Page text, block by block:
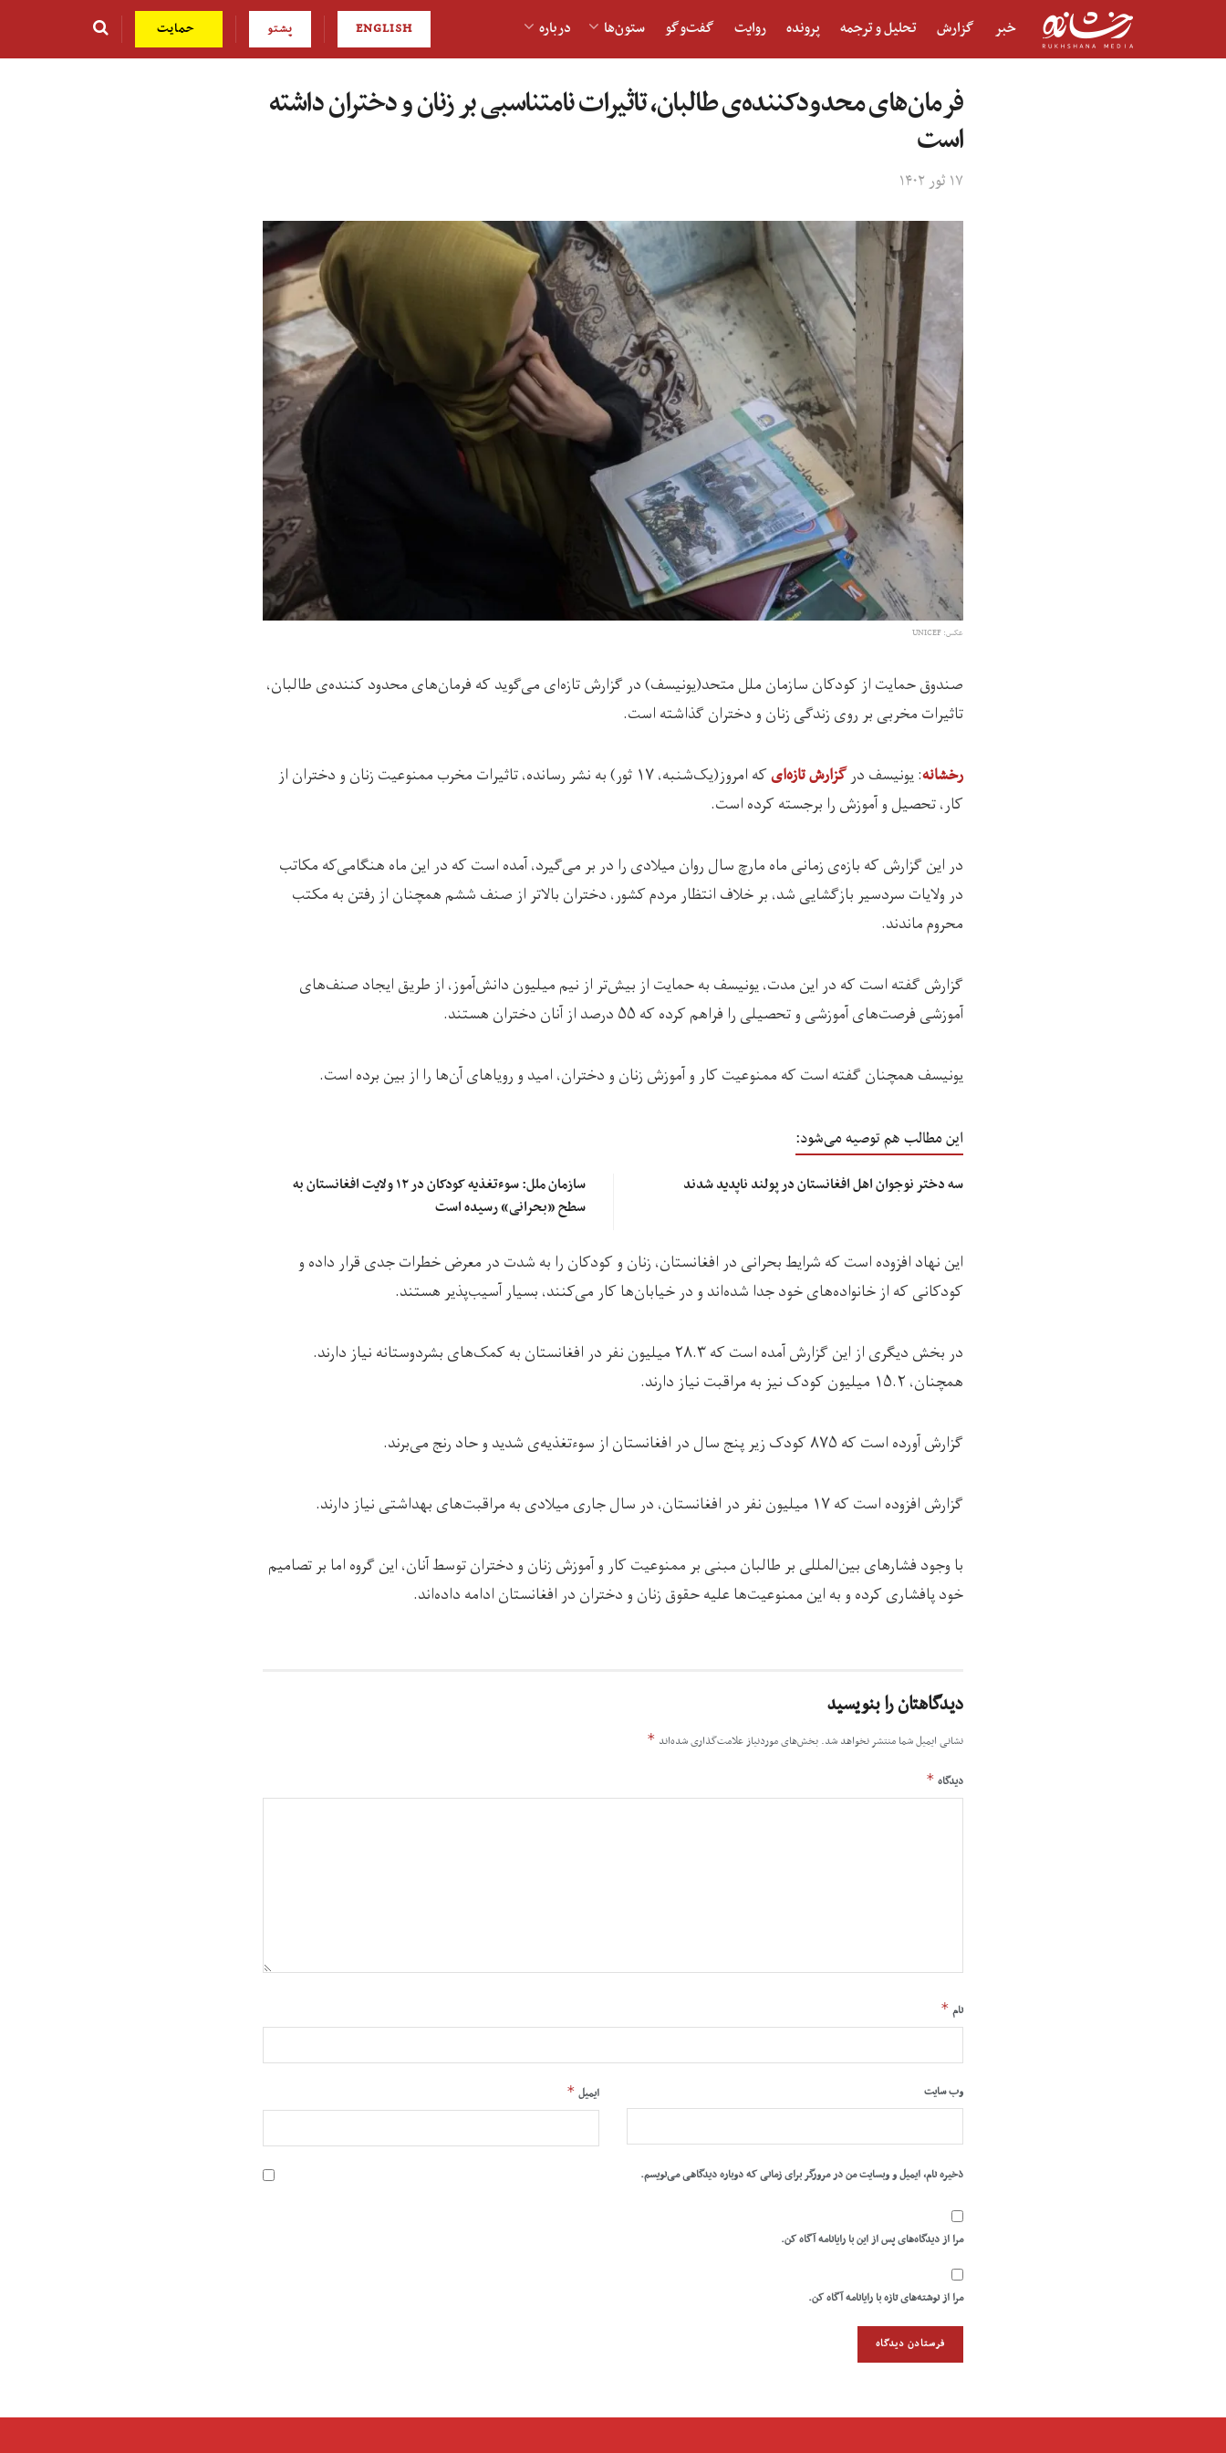
خبر گزارش تحلیل و ترجمه پرونده روایت گفت‌و‎گو ستون‌ها درباره ENGLISH پشتو حمایت
فرمان‌های محدودکننده‌ی طالبان، تاثیرات نامتناسبی بر زنان و دختران داشته
است
۱۷ ثور ۱۴۰۲
عکس: UNICEF
صندوق حمایت از کودکان سازمان ملل متحد(یونیسف) در گزارش تازه‌ای می‌گوید که فرمان‌های محدود کننده‌ی طالبان،
تاثیرات مخربی بر روی زندگی زنان و دختران گذاشته است.
رخشانه: یونیسف درگزارش تازه‌ای
که امروز(یک‌شنبه، ۱۷ ثور) به نشر رسانده، تاثیرات مخرب ممنوعیت زنان و دختران از
کار، تحصیل و آموزش را برجسته کرده است.
در این گزارش که بازه‌ی زمانی ماه مارچ سال روان میلادی را در بر می‌گیرد، آمده است که در این ماه هنگامی‌که مکاتب
در ولایات سردسیر بازگشایی شد، بر خلاف انتظار مردم کشور، دختران بالاتر از صنف ششم همچنان از رفتن به مکتب
محروم ماندند.
گزارش گفته است که در این مدت، یونیسف به حمایت از بیش‌تر از نیم میلیون دانش‌آموز، از طریق ایجاد صنف‌های
آموزشی فرصت‌های آموزشی و تحصیلی را فراهم کرده که ۵۵ درصد از آنان دختران هستند.
یونیسف همچنان گفته است که ممنوعیت کار و آموزش زنان و دختران، امید و رویاهای آن‌ها را از بین برده است.
این مطالب هم توصیه می‌شود:
سه دختر نوجوان اهل افغانستان در پولند ناپدید شدند
سازمان ملل: سوءتغذیه کودکان در ۱۲ ولایت‌ افغانستان به
سطح «بحرانی» رسیده است
این نهاد افزوده است که شرایط بحرانی در افغانستان، زنان و کودکان را به شدت در معرض خطرات جدی قرار داده و
کودکانی که از خانواده‌های خود جدا شده‌اند و در خیابان‌ها کار می‌کنند، بسیار آسیب‌پذیر هستند.
در بخش دیگری از این گزارش آمده است که ۲۸.۳ میلیون نفر در افغانستان به کمک‌های بشردوستانه نیاز دارند.
همچنان، ۱۵.۲ میلیون کودک نیز به مراقبت نیاز دارند.
گزارش آورده است که ۸۷۵ کودک زیر پنج‌ سال در افغانستان از سوء‌تغذیه‌ی شدید و حاد رنج می‌برند.
گزارش افزوده است که ۱۷ میلیون نفر در افغانستان، در سال جاری میلادی به مراقبت‌های بهداشتی نیاز دارند.
با وجود فشارهای بین‌المللی بر طالبان مبنی بر ممنوعیت کار و آموزش زنان و دختران توسط آنان، این گروه اما بر تصامیم
خود پافشاری کرده و به این ممنوعیت‌ها علیه حقوق زنان و دختران در افغانستان ادامه داده‌اند.
دیدگاهتان را بنویسید
نشانی ایمیل شما منتشر نخواهد شد. بخش‌های موردنیاز علامت‌گذاری شده‌اند *
دیدگاه *
نام *
ایمیل * وب‌ سایت
ذخیره نام، ایمیل و وبسایت من در مرورگر برای زمانی که دوباره دیدگاهی می‌نویسم.
مرا از دیدگاه‌های پس از این با رایانامه آگاه کن.
مرا از نوشته‌های تازه با رایانامه آگاه کن.